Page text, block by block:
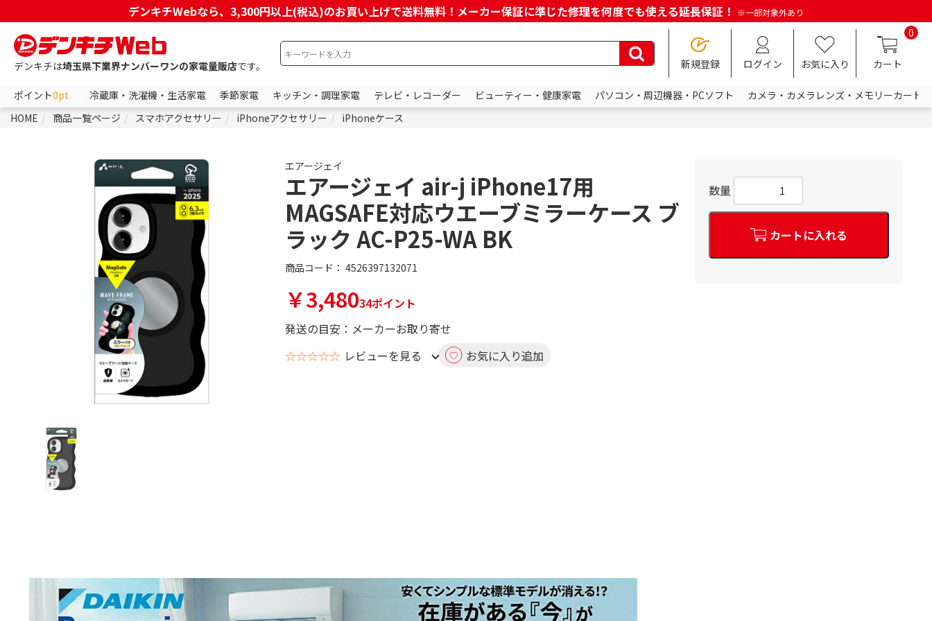
デンキチWebなら、3,300円以上(税込)のお買い上げで送料無料！メーカー保証に準じた修理を何度でも使える延長保証！ ※一部対象外あり
デンキチは埼玉県下業界ナンバーワンの家電量販店です。 新規登録 ログイン お気に入り
0
カート
ポイント0pt 冷蔵庫・洗濯機・生活家電 季節家電 キッチン・調理家電 テレビ・レコーダー ビューティー・健康家電 パソコン・周辺機器・PCソフト
カメラ・カメラレンズ・メモリーカード
HOME
商品一覧ページ スマホアクセサリー iPhoneアクセサリー iPhoneケース
エアージェイ
エアージェイ air-j iPhone17用
MAGSAFE対応ウエーブミラーケース ブ
ラック AC-P25-WA BK
商品コード： 4526397132071
￥3,48034ポイント
発送の目安：メーカーお取り寄せ
☆☆☆☆☆ レビューを見る お気に入り追加
数量
カートに入れる